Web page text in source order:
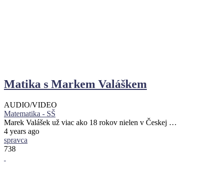
Matika s Markem Valáškem
AUDIO/VIDEO
Matematika - SŠ
Marek Valášek už viac ako 18 rokov nielen v Českej …
4 years ago
spravca
738